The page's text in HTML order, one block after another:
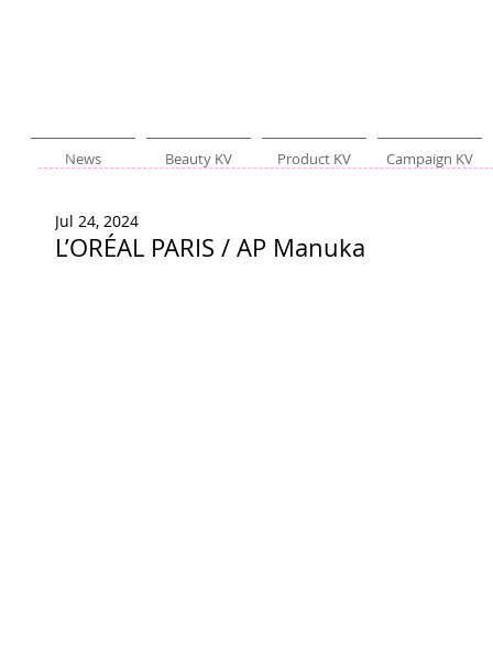
News Beauty KV Product KV Campaign KV
L’ORÉAL PARIS / AP Manuka
Jul 24, 2024